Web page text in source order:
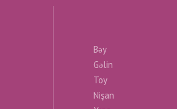
Bəy
Gəlin
Toy
Nişan